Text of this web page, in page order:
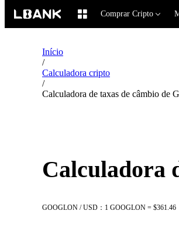
Comprar Cripto
Início
/
Calculadora cripto
/
Calculadora de taxas de câmbio de
Calculadora
GOOGLON / USD：1 GOOGLON = $361.46